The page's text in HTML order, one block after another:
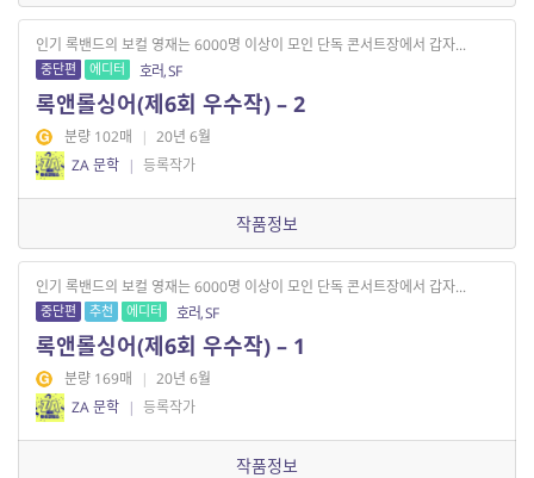
인기 록밴드의 보컬 영재는 6000명 이상이 모인 단독 콘서트장에서 갑자...
중단편 에디터 호러, SF
록앤롤싱어(제6회 우수작) – 2
분량 102매 | 20년 6월
ZA 문학 | 등록작가
작품정보
인기 록밴드의 보컬 영재는 6000명 이상이 모인 단독 콘서트장에서 갑자...
중단편 추천 에디터 호러, SF
록앤롤싱어(제6회 우수작) – 1
분량 169매 | 20년 6월
ZA 문학 | 등록작가
작품정보